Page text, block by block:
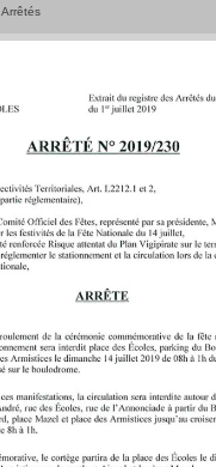
Arrêtés